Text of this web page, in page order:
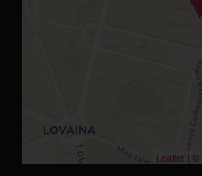
Leaflet | ©